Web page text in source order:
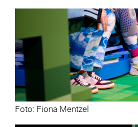
Foto: Fiona Mentzel